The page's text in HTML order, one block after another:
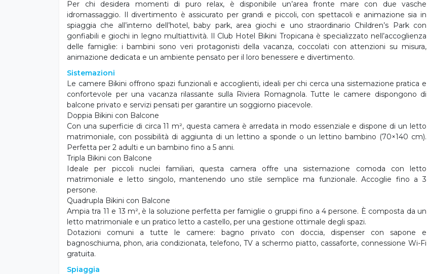
Descrizione
Il Club Hotel Bikini Tropicana è il primo vero All Inclusive della zona e rappresenta un punto di
riferimento per vacanze indimenticabili in Romagna, ideali per famiglie, coppie e gruppi di amici.
Affacciato direttamente sul mare, l’hotel dispone di una splendida piscina con vista, spiaggia privata,
children’s park, campo da beach volley, ristorante, bar e chiringuito sulla spiaggia, oltre a una
magnifica terrazza panoramica dove rilassarsi ascoltando il suono delle onde. La formula Tutto
Compreso prevede per ogni camera un ombrellone e due lettini nella spiaggia privata. Gli ospiti
possono inoltre usufruire gratuitamente di pedalò, SUP e canoe, rivolgendosi direttamente ai bagnini.
Per chi desidera momenti di puro relax, è disponibile un’area fronte mare con due vasche
idromassaggio. Il divertimento è assicurato per grandi e piccoli, con spettacoli e animazione sia in
spiaggia che all’interno dell’hotel, baby park, area giochi e uno straordinario Children’s Park con
gonfiabili e giochi in legno multiattività. Il Club Hotel Bikini Tropicana è specializzato nell’accoglienza
delle famiglie: i bambini sono veri protagonisti della vacanza, coccolati con attenzioni su misura,
animazione dedicata e un ambiente pensato per il loro benessere e divertimento.
Sistemazioni
Le camere Bikini offrono spazi funzionali e accoglienti, ideali per chi cerca una sistemazione pratica e
confortevole per una vacanza rilassante sulla Riviera Romagnola. Tutte le camere dispongono di
balcone privato e servizi pensati per garantire un soggiorno piacevole.
Doppia Bikini con Balcone
Con una superficie di circa 11 m², questa camera è arredata in modo essenziale e dispone di un letto
matrimoniale, con possibilità di aggiunta di un lettino a sponde o un lettino bambino (70×140 cm).
Perfetta per 2 adulti e un bambino fino a 5 anni.
Tripla Bikini con Balcone
Ideale per piccoli nuclei familiari, questa camera offre una sistemazione comoda con letto